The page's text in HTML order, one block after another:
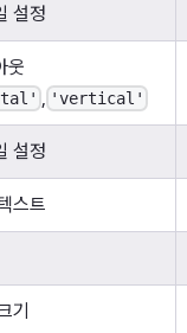
설정
웃
, 'vertical'
설정
스트
기